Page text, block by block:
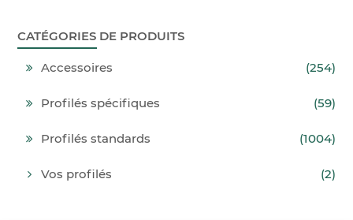
CATÉGORIES DE PRODUITS
Accessoires (254)
Profilés spécifiques (59)
Profilés standards (1004)
Vos profilés (2)